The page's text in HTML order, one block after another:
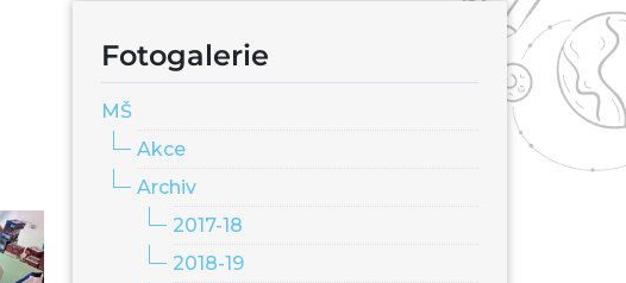
Fotogalerie
MŠ
Akce
Archiv
2017-18
2018-19